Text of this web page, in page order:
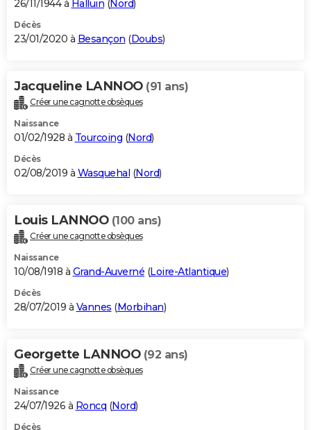
26/11/1944 à Halluin (Nord)
Décès
23/01/2020 à Besançon (Doubs)
Jacqueline LANNOO (91 ans)
Créer une cagnotte obsèques
Naissance
01/02/1928 à Tourcoing (Nord)
Décès
02/08/2019 à Wasquehal (Nord)
Louis LANNOO (100 ans)
Créer une cagnotte obsèques
Naissance
10/08/1918 à Grand-Auverné (Loire-Atlantique)
Décès
28/07/2019 à Vannes (Morbihan)
Georgette LANNOO (92 ans)
Créer une cagnotte obsèques
Naissance
24/07/1926 à Roncq (Nord)
Décès